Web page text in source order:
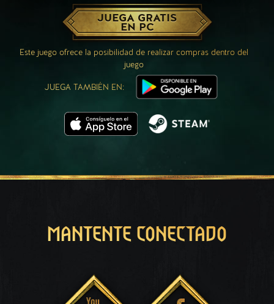
JUEGA GRATIS
EN PC
Este juego ofrece la posibilidad de realizar compras dentro del
juego
JUEGA TAMBIÉN EN:
MANTENTE CONECTADO